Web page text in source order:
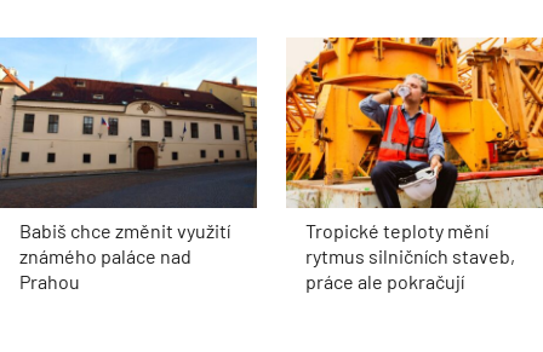
Babiš chce změnit využití
známého paláce nad
Prahou
Tropické teploty mění
rytmus silničních staveb,
práce ale pokračují